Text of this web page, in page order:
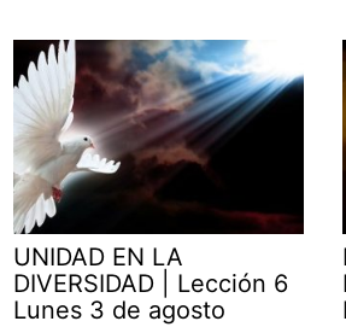
UNIDAD EN LA
DIVERSIDAD | Lección 6
Lunes 3 de agosto